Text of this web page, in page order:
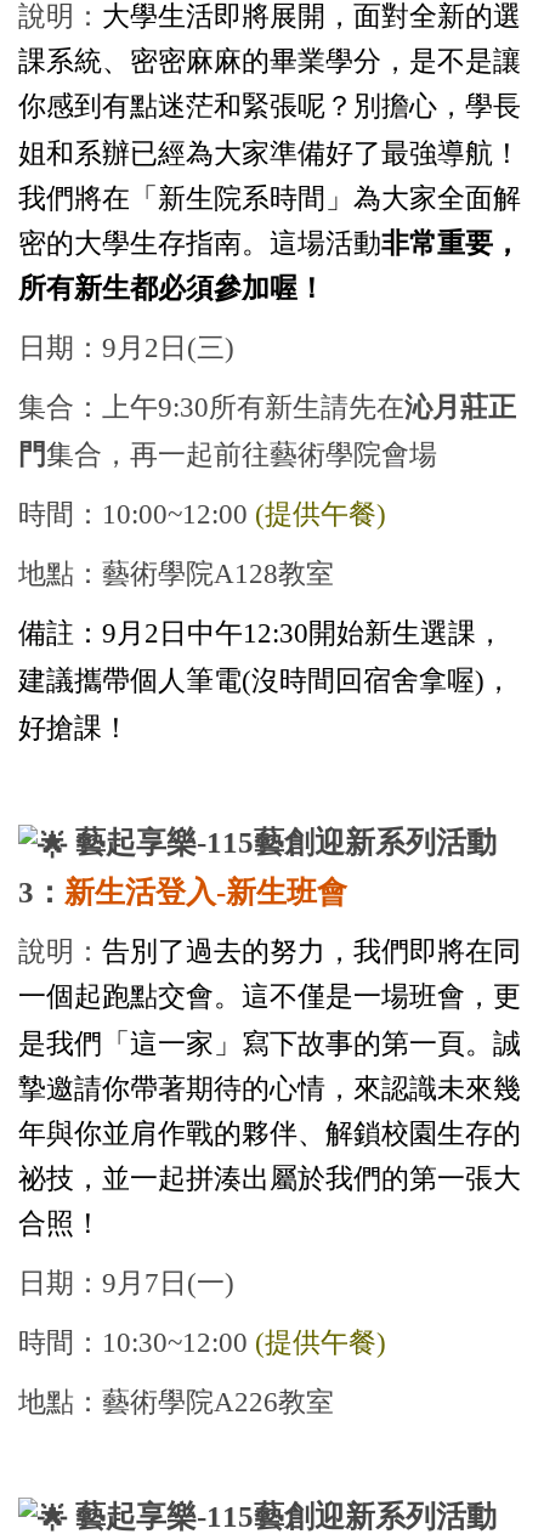
說明： 大學生活即將展開，面對全新的選
課系統、密密麻麻的畢業學分，是不是讓
你感到有點迷茫和緊張呢？別擔心，學長
姐和系辦已經為大家準備好了最強導航！
我們將在「新生院系時間」為大家全面解
密的大學生存指南。這場活動非常重要，
所有新生都必須參加喔！
日期：9月2日(三)
集合：上午9:30所有新生請先在沁月莊正
門集合，再一起前往藝術學院會場
時間：10:00~12:00 (提供午餐)
地點：藝術學院A128教室
備註：9月2日中午12:30開始新生選課，
建議攜帶個人筆電(沒時間回宿舍拿喔)，
好搶課！
藝起享樂-115藝創迎新系列活動
3： 新生活登入-新生班會
說明： 告別了過去的努力，我們即將在同
一個起跑點交會。這不僅是一場班會，更
是我們「這一家」寫下故事的第一頁。 誠
摯邀請你帶著期待的心情，來認識未來幾
年與你並肩作戰的夥伴、解鎖校園生存的
祕技，並一起拼湊出屬於我們的第一張大
合照！
日期：9月7日(一)
時間：10:30~12:00 (提供午餐)
地點： 藝術學院A226教室
藝起享樂-115藝創迎新系列活動